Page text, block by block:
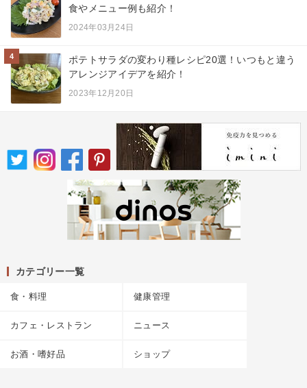
食やメニュー例も紹介！
2024年03月24日
4
ポテトサラダの変わり種レシピ20選！いつもと違う
アレンジアイデアを紹介！
2023年12月20日
カテゴリー一覧
食・料理 健康管理
カフェ・レストラン ニュース
お酒・嗜好品 ショップ